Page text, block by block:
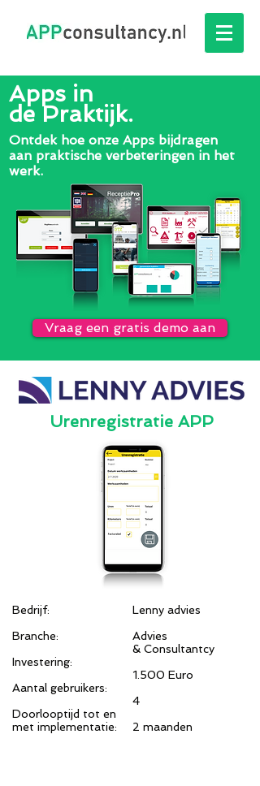
Apps in
de Praktijk.
Ontdek hoe onze Apps bijdragen
aan praktische verbeteringen in het
werk.
Vraag een gratis demo aan
Urenregistratie APP
Bedrijf:
Branche:
Investering:
Aantal gebruikers:
Doorlooptijd tot en
met implementatie:
Lenny advies
Advies
& Consultantcy
1.500 Euro
4
2 maanden